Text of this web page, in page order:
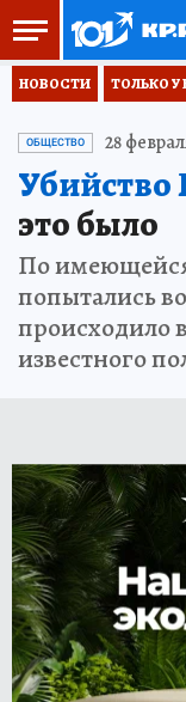
НОВОСТИ ТОЛЬКО У
ОБЩЕСТВО 28
Убийство
это было
По
попытались
происходило
известного